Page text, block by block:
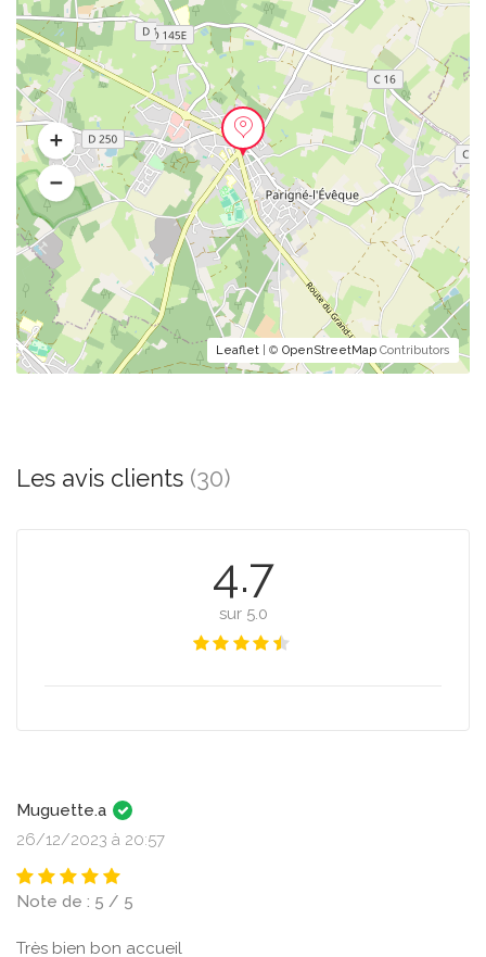
Leaflet | © OpenStreetMap Contributors
Les avis clients (30)
4.7
sur 5.0
Muguette.a
26/12/2023 à 20:57
Note de : 5 / 5
Très bien bon accueil